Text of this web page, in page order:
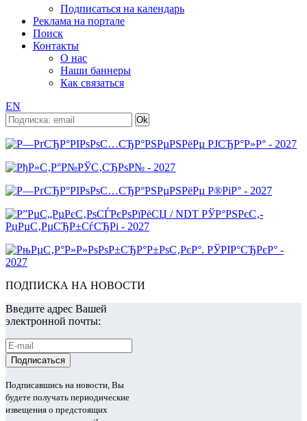
Подписаться на календарь
Реклама на портале
Поиск
Контакты
О нас
Наши баннеры
Как связаться
EN
ПОДПИСКА НА НОВОСТИ
Введите адрес Вашей
электронной почты:
Подписавшись на новости, Вы
будете получать периодические
извещения о предстоящих